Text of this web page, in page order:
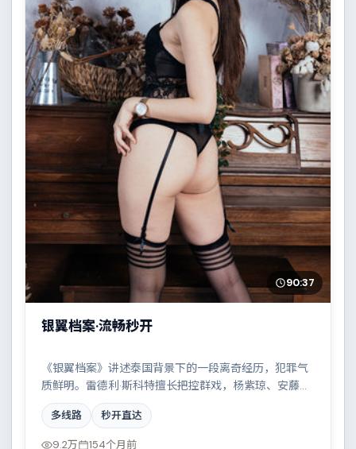
90:37
银翼档案·流畅秒开
《银翼档案》讲述泰国背景下的一段离奇经历，犯罪气
质鲜明。雷德利·斯科特擅长把控群戏，杨紫琼、安藤
樱、黄渤、朱一龙共同撑起复杂人物关系，家族恩怨与
时代变迁交织成一曲悲歌。
多线路 秒开直达
9.2万 154个月前